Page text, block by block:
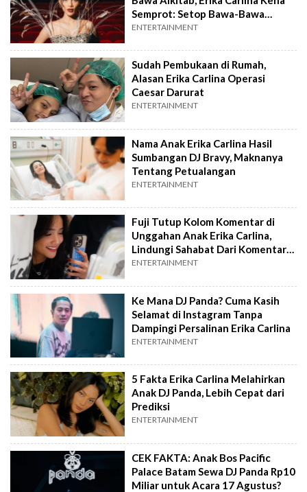
Semprot: Setop Bawa-Bawa
Tuhan
ENTERTAINMENT
Sudah Pembukaan di Rumah,
Alasan Erika Carlina Operasi
Caesar Darurat
ENTERTAINMENT
Nama Anak Erika Carlina Hasil
Sumbangan DJ Bravy, Maknanya
Tentang Petualangan
ENTERTAINMENT
Fuji Tutup Kolom Komentar di
Unggahan Anak Erika Carlina,
Lindungi Sahabat Dari Komentar
Miring?
ENTERTAINMENT
Ke Mana DJ Panda? Cuma Kasih
Selamat di Instagram Tanpa
Dampingi Persalinan Erika Carlina
ENTERTAINMENT
5 Fakta Erika Carlina Melahirkan
Anak DJ Panda, Lebih Cepat dari
Prediksi
ENTERTAINMENT
CEK FAKTA: Anak Bos Pacific
Palace Batam Sewa DJ Panda Rp10
Miliar untuk Acara 17 Agustus?